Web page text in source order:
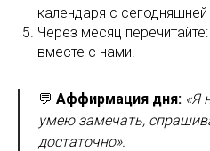
календаря с сегодняшней
Через месяц
вместе с нами.
💬 Аффирмация дня: «Я
умею замечать,
достаточно».